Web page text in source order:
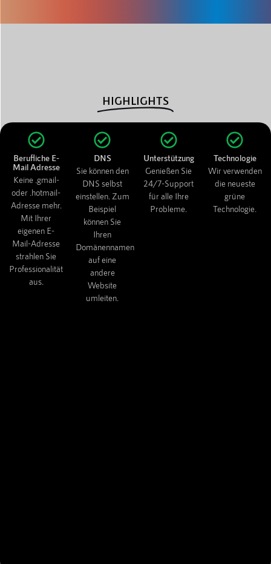
Berufliche E-
Mail Adresse
Keine .gmail-
oder .hotmail-
Adresse mehr.
Mit Ihrer
eigenen E-
Mail-Adresse
strahlen Sie
Professionalität
aus.
DNS
Sie können den
DNS selbst
einstellen. Zum
Beispiel
können Sie
Ihren
Domänennamen
auf eine
andere
Website
umleiten.
Unterstützung
Genießen Sie
24/7-Support
für alle Ihre
Probleme.
Technologie
Wir verwenden
die neueste
grüne
Technologie.
HIGHLIGHTS